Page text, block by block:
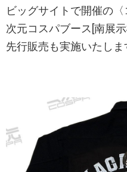
ビッグサイトで開催の
次元コスパブース[南展
先行販売も実施いたしま